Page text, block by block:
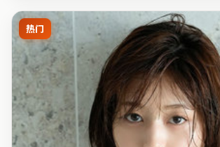
热门